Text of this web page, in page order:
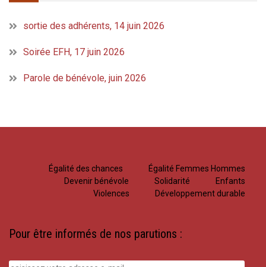
sortie des adhérents, 14 juin 2026
Soirée EFH, 17 juin 2026
Parole de bénévole, juin 2026
Égalité des chances
Égalité Femmes Hommes
Devenir bénévole
Solidarité
Enfants
Violences
Développement durable
Pour être informés de nos parutions :